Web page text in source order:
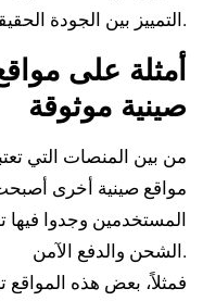
التمييز بين الجودة الحقيقية والعروض الزائفة.
أمثلة على
صينية موثوقة
من بين المنصات التي
مواقع صينية أخرى
المستخدمين وجدوا
الشحن والدفع الآمن.
فمثلاً، بعض هذه المواقع